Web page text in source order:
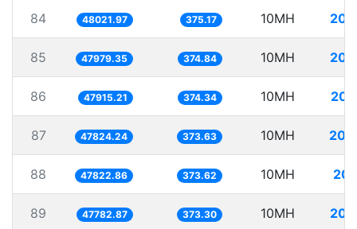
84 48021.97 375.17 10MH
85 47979.35 374.84 10MH
86 47915.21 374.34 10MH
87 47824.24 373.63 10MH
88 47822.86 373.62 10MH
89 47782.87 373.30 10MH